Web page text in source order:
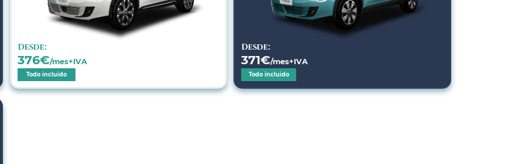
Desde:
376€/mes+IVA
Todo incluido
Desde:
371€/mes+IVA
Todo incluido